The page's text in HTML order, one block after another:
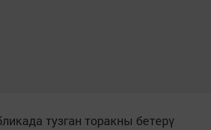
тузган торакны бетерү